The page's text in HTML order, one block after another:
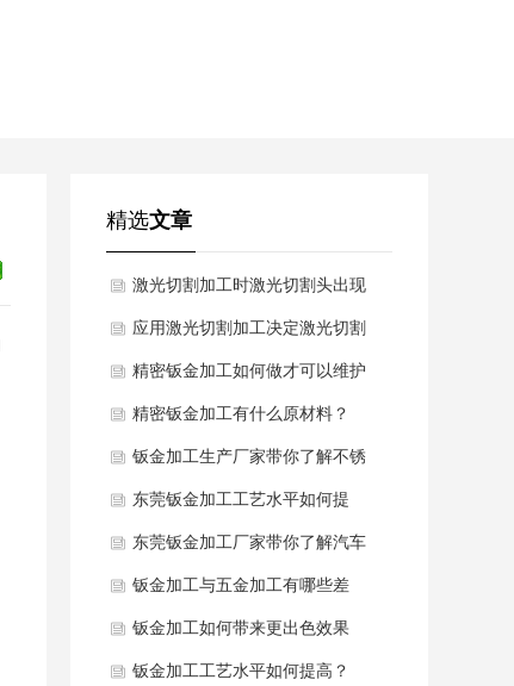
精选文章
激光切割加工时激光切割头出现
异常该怎么办？
应用激光切割加工决定激光切割
的质量
精密钣金加工如何做才可以维护
表面不被氧化浸蚀？
精密钣金加工有什么原材料？
钣金加工生产厂家带你了解不锈
钢钣金加工的材料
东莞钣金加工工艺水平如何提
高？
东莞钣金加工厂家带你了解汽车
钣金的材质规定
钣金加工与五金加工有哪些差
别？
钣金加工如何带来更出色效果
钣金加工工艺水平如何提高？